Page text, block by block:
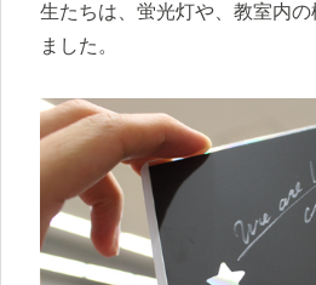
生たちは、蛍光灯や、教室内
ました。